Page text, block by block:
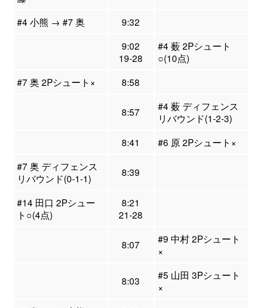
#4 小熊 → #7 奥
9:32
9:02
19-28
#4 薮 2Pシュート
○(10点)
#7 奥 2Pシュート×
8:58
8:57
#4 薮 ディフェンス
リバウンド(1-2-3)
8:41
#6 原 2Pシュート×
#7 奥 ディフェンス
リバウンド(0-1-1)
8:39
#14 田口 2Pシュー
ト○(4点)
8:21
21-28
8:07
#9 中村 2Pシュート
×
8:03
#5 山田 3Pシュート
×